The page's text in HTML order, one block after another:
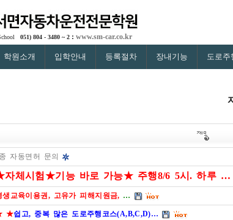
051) 804 - 3480 ~ 2 : www.sm-car.co.kr
학원소개 입학안내 등록절차 장내기능 도로주
자동면허 문의
체시험★기능 바로 가능★ 주행8/6 5시. 하루 …
생교육이용권, 고유가 피해지원금, …
★쉽고, 중복 많은 도로주행코스(A,B,C,D)…